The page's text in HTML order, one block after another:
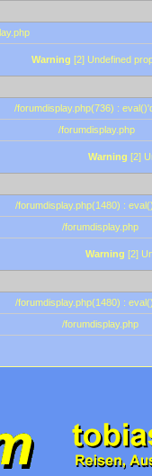
Warning [2] Undefined
/forumdisplay.php(736) :
/forumdisplay.php
Warning [2]
/forumdisplay.php(1480) :
/forumdisplay.php
Warning [2]
/forumdisplay.php(1480) :
/forumdisplay.php